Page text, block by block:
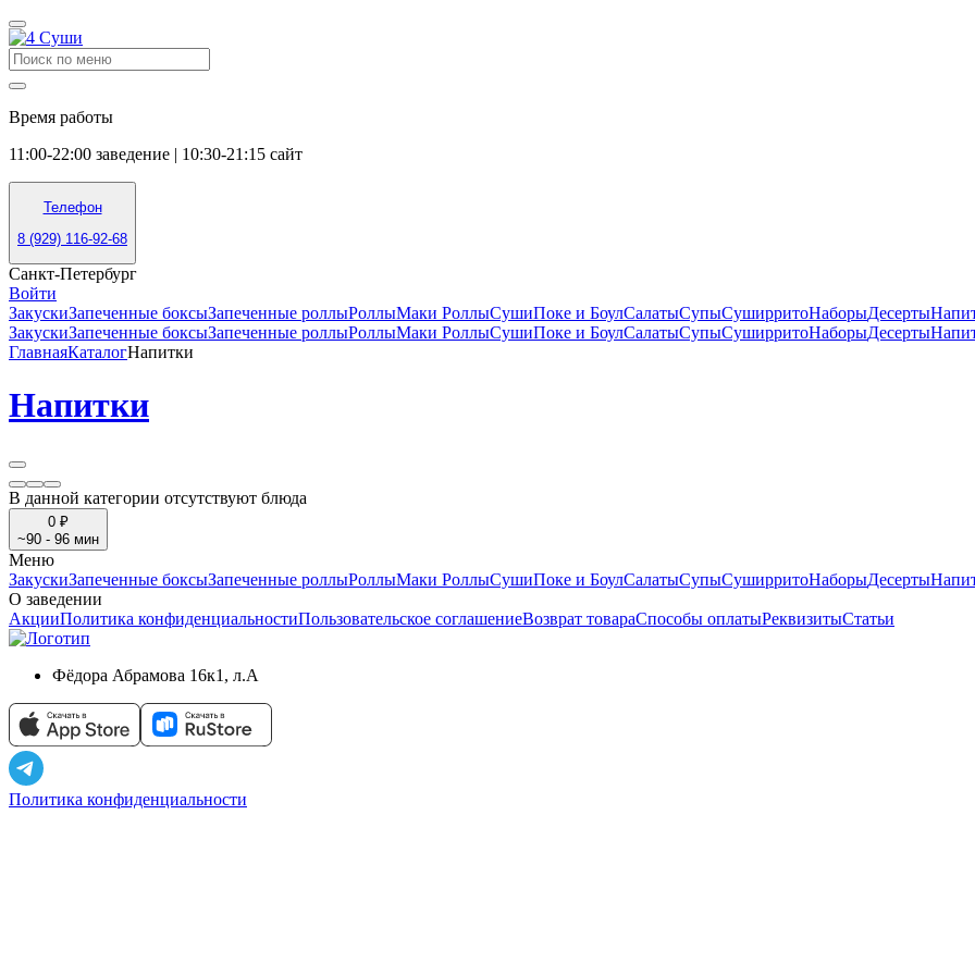
Время работы
11:00-22:00 заведение | 10:30-21:15 сайт
Телефон
8 (929) 116-92-68
Санкт-Петербург
Войти
ЗакускиЗапеченные боксыЗапеченные роллыРоллыМаки РоллыСушиПоке и БоулСалатыСупыСуширритоНаборыДесерты
ЗакускиЗапеченные боксыЗапеченные роллыРоллыМаки РоллыСушиПоке и БоулСалатыСупыСуширритоНаборыДесерты
ГлавнаяКаталогНапитки
Напитки
В данной категории отсутствуют блюда
0 ₽
~90 - 96 мин
Меню
ЗакускиЗапеченные боксыЗапеченные роллыРоллыМаки РоллыСушиПоке и БоулСалатыСупыСуширритоНаборыДесерты
О заведении
АкцииПолитика конфиденциальностиПользовательское соглашениеВозврат товараСпособы оплатыРеквизитыСтатьи
Фёдора Абрамова 16к1, л.А
Политика конфиденциальности